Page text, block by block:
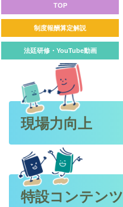
TOP
制度報酬算定解説
法廷研修・YouTube動画
現場力向上
特設コンテンツ